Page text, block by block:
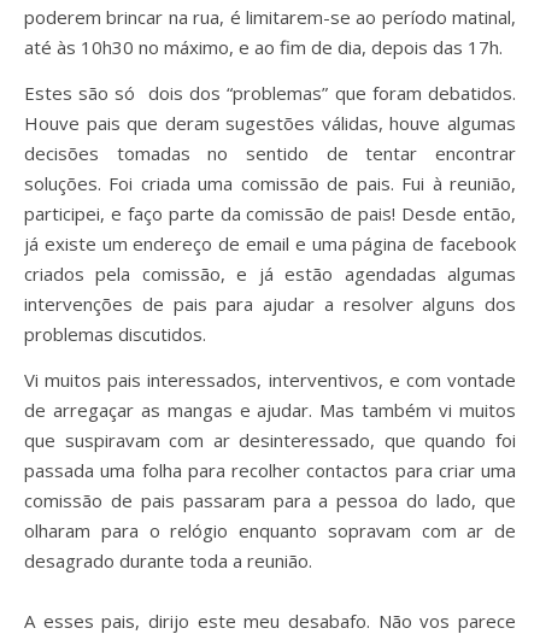
poderem brincar na rua, é limitarem-se ao período matinal,
até às 10h30 no máximo, e ao fim de dia, depois das 17h.
Estes são só dois dos “problemas” que foram debatidos.
Houve pais que deram sugestões válidas, houve algumas
decisões tomadas no sentido de tentar encontrar
soluções. Foi criada uma comissão de pais. Fui à reunião,
participei, e faço parte da comissão de pais! Desde então,
já existe um endereço de email e uma página de facebook
criados pela comissão, e já estão agendadas algumas
intervenções de pais para ajudar a resolver alguns dos
problemas discutidos.
Vi muitos pais interessados, interventivos, e com vontade
de arregaçar as mangas e ajudar. Mas também vi muitos
que suspiravam com ar desinteressado, que quando foi
passada uma folha para recolher contactos para criar uma
comissão de pais passaram para a pessoa do lado, que
olharam para o relógio enquanto sopravam com ar de
desagrado durante toda a reunião.
A esses pais, dirijo este meu desabafo. Não vos parece